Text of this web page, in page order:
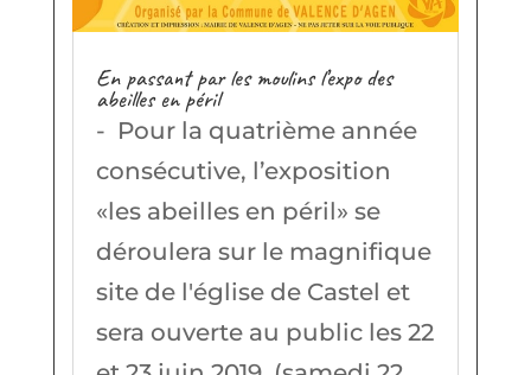
En passant par les moulins l’expo des
abeilles en péril
- Pour la quatrième année
consécutive, l’exposition
«les abeilles en péril» se
déroulera sur le magnifique
site de l'église de Castel et
sera ouverte au public les 22